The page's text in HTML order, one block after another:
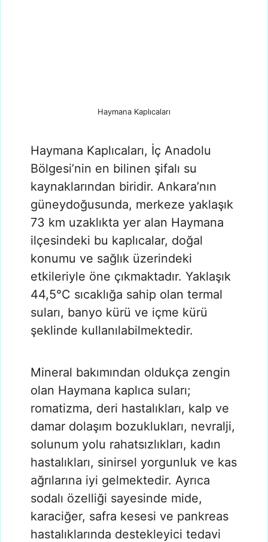
Haymana Kaplıcaları
Haymana Kaplıcaları, İç Anadolu
Bölgesi’nin en bilinen şifalı su
kaynaklarından biridir. Ankara’nın
güneydoğusunda, merkeze yaklaşık
73 km uzaklıkta yer alan Haymana
ilçesindeki bu kaplıcalar, doğal
konumu ve sağlık üzerindeki
etkileriyle öne çıkmaktadır. Yaklaşık
44,5°C sıcaklığa sahip olan termal
suları, banyo kürü ve içme kürü
şeklinde kullanılabilmektedir.
Mineral bakımından oldukça zengin
olan Haymana kaplıca suları;
romatizma, deri hastalıkları, kalp ve
damar dolaşım bozuklukları, nevralji,
solunum yolu rahatsızlıkları, kadın
hastalıkları, sinirsel yorgunluk ve kas
ağrılarına iyi gelmektedir. Ayrıca
sodalı özelliği sayesinde mide,
karaciğer, safra kesesi ve pankreas
hastalıklarında destekleyici tedavi